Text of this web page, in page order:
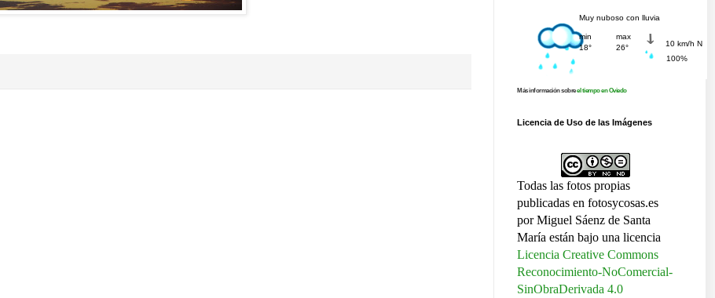
Más información sobreel tiempo en Oviedo
Licencia de Uso de las Imágenes
Todas las fotos propias
publicadas en fotosycosas.es
por Miguel Sáenz de Santa
María están bajo una licencia
Licencia Creative Commons
Reconocimiento-NoComercial-
SinObraDerivada 4.0